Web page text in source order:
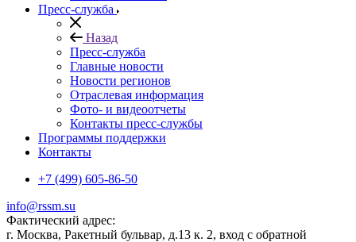
Пресс-служба
Назад
Пресс-служба
Главные новости
Новости регионов
Отраслевая информация
Фото- и видеоотчеты
Контакты пресс-службы
Программы поддержки
Контакты
+7 (499) 605-86-50
info@rssm.su
Фактический адрес:
г. Москва, Ракетный бульвар, д.13 к. 2, вход с обратной